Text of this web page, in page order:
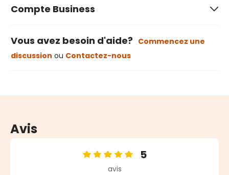
Compte Business
Vous avez besoin d'aide? Commencez une
discussion ou Contactez-nous
Avis
Note moyenne de 5 sur 5 étoiles
5
avis